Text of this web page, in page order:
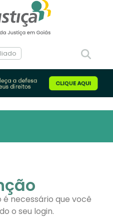
necessário que você
o seu login.